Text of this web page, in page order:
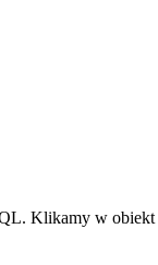
Klikamy w obiekt